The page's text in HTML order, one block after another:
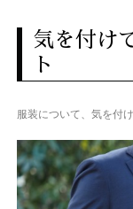
気を付け
ト
服装について、気を付